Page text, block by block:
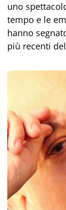
uno
tempo e le
hanno
più recenti